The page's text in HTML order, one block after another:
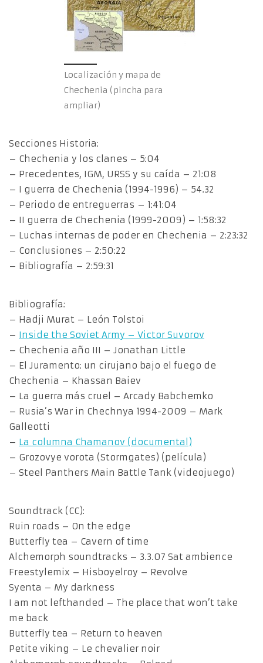
Localización y mapa de
Chechenia (pincha para
ampliar)
Secciones Historia:
– Chechenia y los clanes – 5:04
– Precedentes, IGM, URSS y su caída – 21:08
– I guerra de Chechenia (1994-1996) – 54.32
– Periodo de entreguerras – 1:41:04
– II guerra de Chechenia (1999-2009) – 1:58:32
– Luchas internas de poder en Chechenia – 2:23:32
– Conclusiones – 2:50:22
– Bibliografía – 2:59:31
Bibliografía:
– Hadji Murat – León Tolstoi
– Inside the Soviet Army – Victor Suvorov
– Chechenia año III – Jonathan Little
– El Juramento: un cirujano bajo el fuego de
Chechenia – Khassan Baiev
– La guerra más cruel – Arcady Babchemko
– Rusia’s War in Chechnya 1994-2009 – Mark
Galleotti
– La columna Chamanov (documental)
– Grozovye vorota (Stormgates) (película)
– Steel Panthers Main Battle Tank (videojuego)
Soundtrack (CC):
Ruin roads – On the edge
Butterfly tea – Cavern of time
Alchemorph soundtracks – 3.3.07 Sat ambience
Freestylemix – Hisboyelroy – Revolve
Syenta – My darkness
I am not lefthanded – The place that won’t take
me back
Butterfly tea – Return to heaven
Petite viking – Le chevalier noir